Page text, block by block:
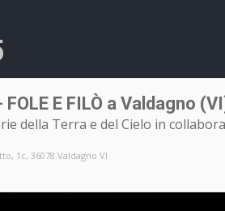
FOLE E FILÒ a Valdagno
della Terra e del Cielo in
1c, 36078 Valdagno VI